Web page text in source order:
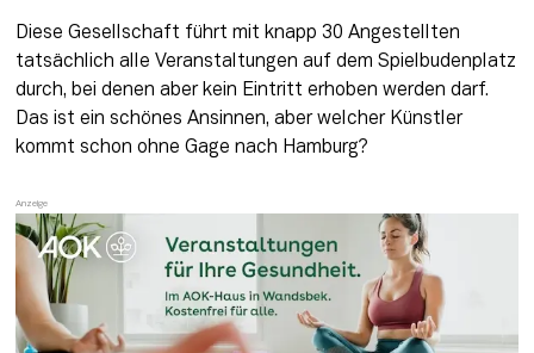
Diese Gesellschaft führt mit knapp 30 Angestellten
tatsächlich alle Veranstaltungen auf dem Spielbudenplatz
durch, bei denen aber kein Eintritt erhoben werden darf.
Das ist ein schönes Ansinnen, aber welcher Künstler
kommt schon ohne Gage nach Hamburg?